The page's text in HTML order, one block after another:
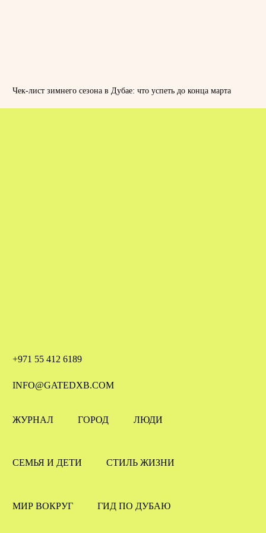
Чек-лист зимнего сезона в Дубае: что успеть до конца марта
+971 55 412 6189
INFO@GATEDXB.COM
ЖУРНАЛ ГОРОД ЛЮДИ
СЕМЬЯ И ДЕТИ СТИЛЬ ЖИЗНИ
МИР ВОКРУГ ГИД ПО ДУБАЮ